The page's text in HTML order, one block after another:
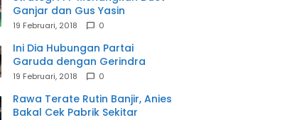
Ganjar dan Gus Yasin
19 Februari, 2018 0
Ini Dia Hubungan Partai
Garuda dengan Gerindra
19 Februari, 2018 0
Rawa Terate Rutin Banjir, Anies
Bakal Cek Pabrik Sekitar